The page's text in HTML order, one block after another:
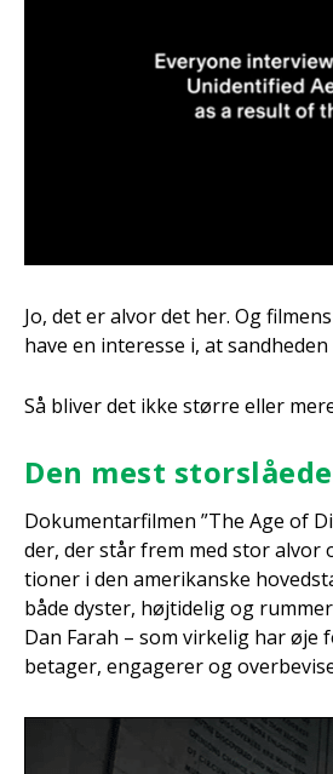
Jo, det er alvor det her. Og
have en inter­es­se i, at
Så bli­ver det ikke stør­re eller
Den mest
Doku­men­tar­fil­men ”The Age of
der, der står frem med stor
tio­ner i den ame­ri­kan­ske
både dyster, høj­ti­de­lig og
Dan Farah – som vir­ke­lig har
beta­ger, enga­ge­rer og